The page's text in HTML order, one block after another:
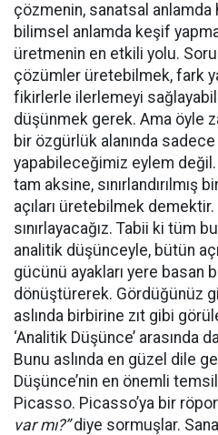
çözmenin, sanatsal anlamda
bilimsel anlamda keşif
üretmenin en etkili yolu.
çözümler üretebilmek, fark
fikirlerle ilerlemeyi
düşünmek gerek. Ama öyle
bir özgürlük alanında
yapabileceğimiz eylem değil.
tam aksine, sınırlandırılmış
açıları üretebilmek demektir.
sınırlayacağız. Tabii ki tüm
analitik düşünceyle, bütün
gücünü ayakları yere basan
dönüştürerek. Gördüğünüz
aslında birbirine zıt gibi
‘Analitik Düşünce’ arasında
Bunu aslında en güzel dile
Düşünce’nin en önemli
Picasso. Picasso’ya bir
var mı?”diye sormuşlar.